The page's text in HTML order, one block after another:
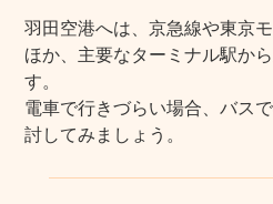
羽田空港へは、京急線や東京
ほか、主要なターミナル駅か
す。
電車で行きづらい場合、バス
討してみましょう。